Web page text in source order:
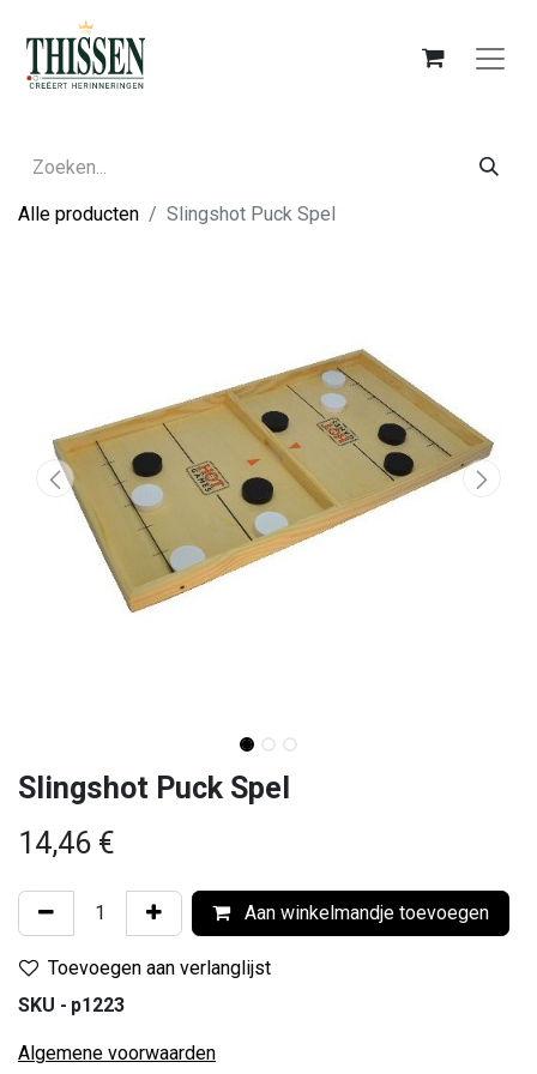
Alle producten Slingshot Puck Spel
Slingshot Puck Spel
14,46 €
Aan winkelmandje toevoegen
Toevoegen aan verlanglijst
SKU - p1223
Algemene voorwaarden